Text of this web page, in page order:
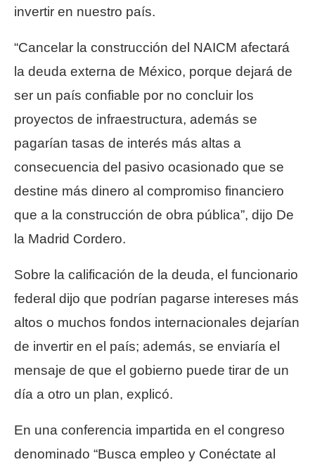
invertir en nuestro país.
“Cancelar la construcción del NAICM afectará
la deuda externa de México, porque dejará de
ser un país confiable por no concluir los
proyectos de infraestructura, además se
pagarían tasas de interés más altas a
consecuencia del pasivo ocasionado que se
destine más dinero al compromiso financiero
que a la construcción de obra pública”, dijo De
la Madrid Cordero.
Sobre la calificación de la deuda, el funcionario
federal dijo que podrían pagarse intereses más
altos o muchos fondos internacionales dejarían
de invertir en el país; además, se enviaría el
mensaje de que el gobierno puede tirar de un
día a otro un plan, explicó.
En una conferencia impartida en el congreso
denominado “Busca empleo y Conéctate al